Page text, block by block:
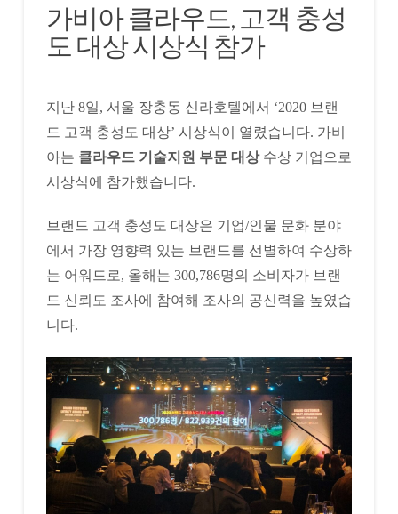
가비아 클라우드, 고객 충성
도 대상 시상식 참가
지난 8일, 서울 장충동 신라호텔에서 ‘2020 브랜
드 고객 충성도 대상’ 시상식이 열렸습니다. 가비
아는 클라우드 기술지원 부문 대상수상 기업으로
시상식에 참가했습니다.
브랜드 고객 충성도 대상은 기업/인물 문화 분야
에서 가장 영향력 있는 브랜드를 선별하여 수상하
는 어워드로, 올해는 300,786명의 소비자가 브랜
드 신뢰도 조사에 참여해 조사의 공신력을 높였습
니다.